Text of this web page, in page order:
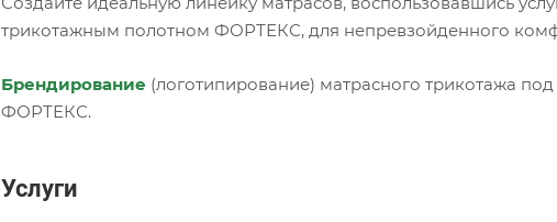
трикотажным полотном ФОРТЕКС, для непревзойденного
Брендирование (логотипирование) матрасного трикотажа
ФОРТЕКС.
Услуги